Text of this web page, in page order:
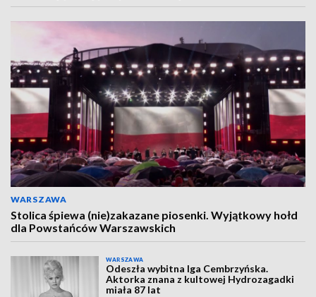
WARSZAWA
Stolica śpiewa (nie)zakazane piosenki. Wyjątkowy hołd
dla Powstańców Warszawskich
WARSZAWA
Odeszła wybitna Iga Cembrzyńska.
Aktorka znana z kultowej Hydrozagadki
miała 87 lat